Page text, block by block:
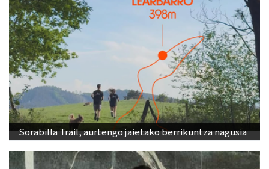
Sorabilla Trail, aurtengo jaietako berrikuntza nagusia